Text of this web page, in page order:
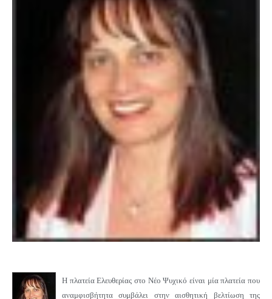
Η πλατεία Ελευθερίας στο Νέο Ψυχικό είναι μία πλατεία που
αναμφισβήτητα συμβάλει στην αισθητική βελτίωση της